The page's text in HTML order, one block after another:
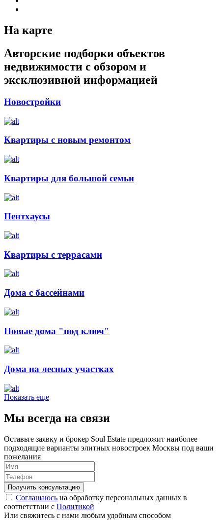
На карте
Авторские подборки объектов
недвижимости с обзором и
эксклюзивной информацией
Новостройки
Квартиры с новым ремонтом
Квартиры для большой семьи
Пентхаусы
Квартиры с террасами
Дома с бассейнами
Новые дома "под ключ"
Дома на лесных участках
Показать еще
Мы всегда на связи
Оставьте заявку и брокер Soul Estate предложит наиболее
подходящие варианты элитных новостроек Москвы под ваши
пожелания
Соглашаюсь на обработку персональных данных в
соответствии с Политикой
Или свяжитесь с нами любым удобным способом